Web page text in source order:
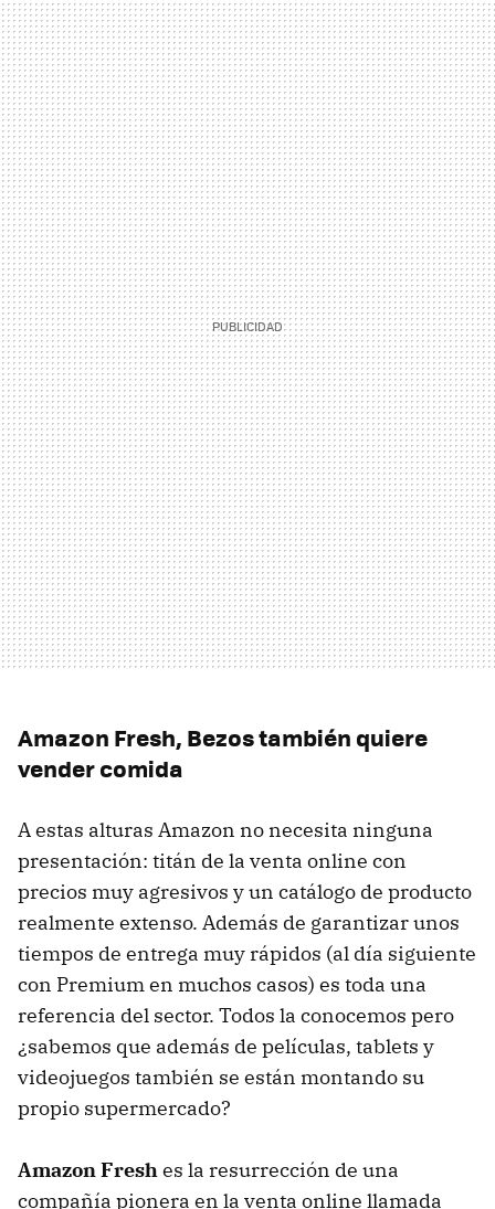
Amazon Fresh, Bezos también quiere
vender comida
A estas alturas Amazon no necesita ninguna
presentación: titán de la venta online con
precios muy agresivos y un catálogo de producto
realmente extenso. Además de garantizar unos
tiempos de entrega muy rápidos (al día siguiente
con Premium en muchos casos) es toda una
referencia del sector. Todos la conocemos pero
¿sabemos que además de películas, tablets y
videojuegos también se están montando su
propio supermercado?
Amazon Freshes la resurrección de una
compañía pionera en la venta online llamada